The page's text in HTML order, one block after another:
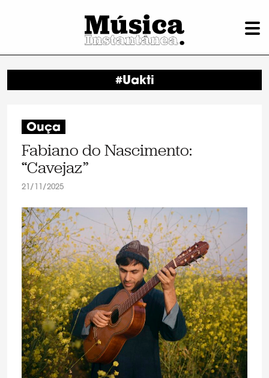
#Uakti
Ouça
Fabiano do Nascimento:
“Cavejaz”
21/11/2025